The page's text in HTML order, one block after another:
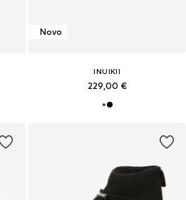
Novo
INUIKII
229,00 €